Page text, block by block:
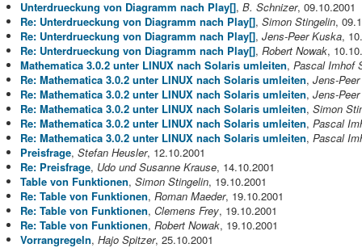
Unterdrueckung von Diagramm nach Play[], B. Schnizer, 09.10.2001
Re: Unterdrueckung von Diagramm nach Play[], Simon Stingelin,
Re: Unterdrueckung von Diagramm nach Play[], Jens-Peer Kuska,
Re: Unterdrueckung von Diagramm nach Play[], Robert Nowak,
Mathematica 3.0.2 unter LINUX nach Solaris umleiten, Pascal Imhof
Re: Mathematica 3.0.2 unter LINUX nach Solaris umleiten, Jens-
Re: Mathematica 3.0.2 unter LINUX nach Solaris umleiten, Jens-
Re: Mathematica 3.0.2 unter LINUX nach Solaris umleiten, Simon
Re: Mathematica 3.0.2 unter LINUX nach Solaris umleiten, Pascal
Re: Mathematica 3.0.2 unter LINUX nach Solaris umleiten, Pascal
Preisfrage, Stefan Heusler, 12.10.2001
Re: Preisfrage, Udo und Susanne Krause, 14.10.2001
Table von Funktionen, Simon Stingelin, 19.10.2001
Re: Table von Funktionen, Roman Maeder, 19.10.2001
Re: Table von Funktionen, Clemens Frey, 19.10.2001
Re: Table von Funktionen, Robert Nowak, 19.10.2001
Vorrangregeln, Hajo Spitzer, 25.10.2001